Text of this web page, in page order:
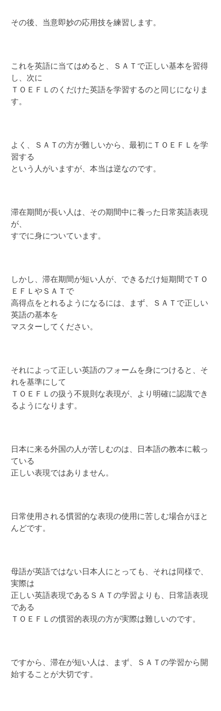
その後、当意即妙の応用技を練習します。
これを英語に当てはめると、ＳＡＴで正しい基本を習得
し、次に
ＴＯＥＦＬのくだけた英語を学習するのと同じになりま
す。
よく、ＳＡＴの方が難しいから、最初にＴＯＥＦＬを学
習する
という人がいますが、本当は逆なのです。
滞在期間が長い人は、その期間中に養った日常英語表現
が、
すでに身についています。
しかし、滞在期間が短い人が、できるだけ短期間でＴＯ
ＥＦＬやＳＡＴで
高得点をとれるようになるには、まず、ＳＡＴで正しい
英語の基本を
マスターしてください。
それによって正しい英語のフォームを身につけると、そ
れを基準にして
ＴＯＥＦＬの扱う不規則な表現が、より明確に認識でき
るようになります。
日本に来る外国の人が苦しむのは、日本語の教本に載っ
ている
正しい表現ではありません。
日常使用される慣習的な表現の使用に苦しむ場合がほと
んどです。
母語が英語ではない日本人にとっても、それは同様で、
実際は
正しい英語表現であるＳＡＴの学習よりも、日常語表現
である
ＴＯＥＦＬの慣習的表現の方が実際は難しいのです。
ですから、滞在が短い人は、まず、ＳＡＴの学習から開
始することが大切です。